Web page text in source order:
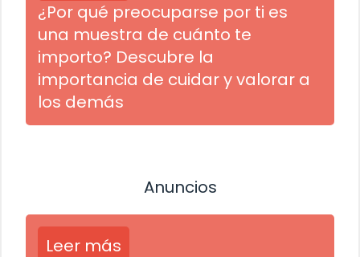
¿Por qué preocuparse por ti es
una muestra de cuánto te
importo? Descubre la
importancia de cuidar y valorar a
los demás
Anuncios
Leer más